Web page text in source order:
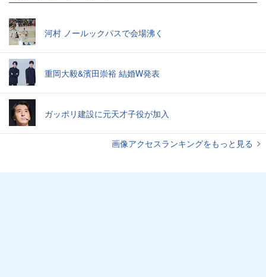
河村 ノールックパスで会場沸く
重岡大毅&濱田崇裕 結婚W発表
ガッポリ建設に元天才子役が加入
画像アクセスランキングをもっと見る